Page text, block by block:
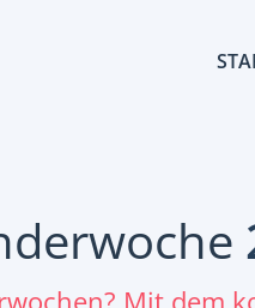
Mit dem